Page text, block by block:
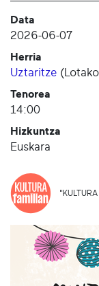
Data
2026-06-07
Herria
Uztaritze (
Tenorea
14:00
Hizkuntza
Euskara